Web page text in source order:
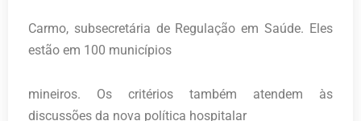
Carmo, subsecretária de Regulação em Saúde. Eles
estão em 100 municípios
mineiros. Os critérios também atendem às
discussões da nova política hospitalar